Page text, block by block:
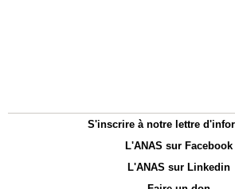
S'inscrire à notre lettre
L'ANAS sur Facebook
L'ANAS sur Linkedin